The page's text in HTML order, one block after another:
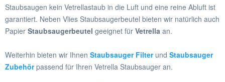
Staubsaugen kein Vetrellastaub in die Luft und eine reine Abluft ist
garantiert. Neben Vlies Staubsaugerbeutel bieten wir natürlich auch
Papier Staubsaugerbeutel geeignet für Vetrella an.
Weiterhin bieten wir Ihnen Staubsauger Filterund Staubsauger
Zubehör passend für Ihren Vetrella Staubsauger an.